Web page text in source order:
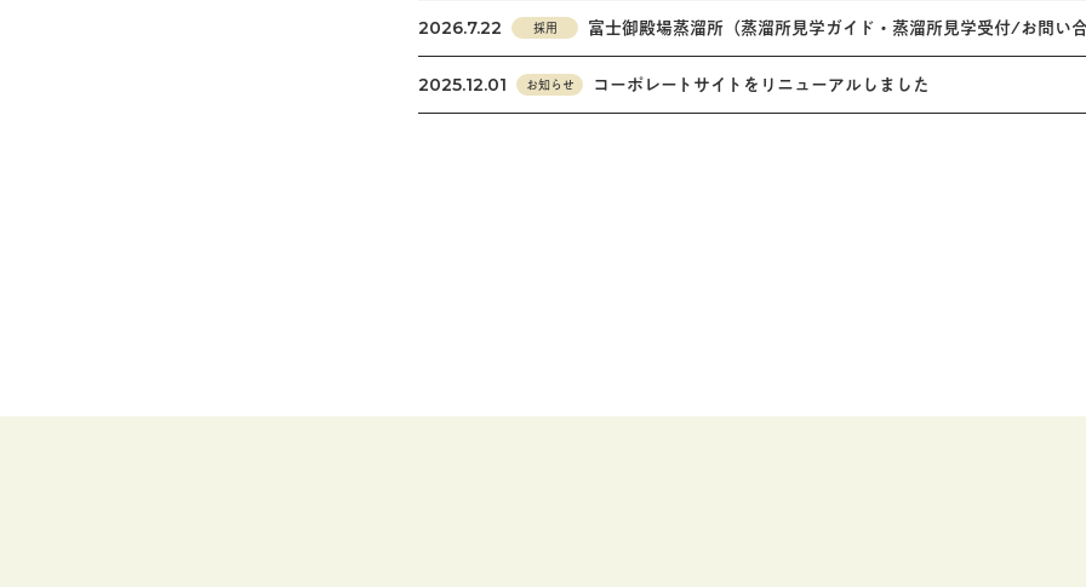
2026.7.22 採用 富士御殿場蒸溜所（蒸溜所見学ガイド・蒸溜所見学受付/お問い
2025.12.01 お知らせ コーポレートサイトをリニューアルしました